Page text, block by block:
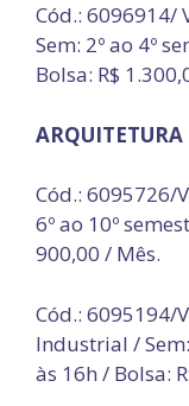
Cód.: 6096914/
Sem: 2º ao 4º
Bolsa: R$
Cód.: 6095726/
6º ao 10º
900,00 / Mês.
Cód.: 6095194/
Industrial /
às 16h / Bolsa: